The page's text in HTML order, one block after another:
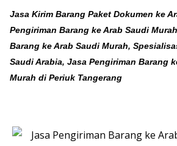
Jasa Kirim Barang Paket Dokumen ke
Pengiriman Barang ke Arab Saudi
Barang ke Arab Saudi Murah,
Saudi Arabia, Jasa Pengiriman Barang
Murah di Periuk Tangerang